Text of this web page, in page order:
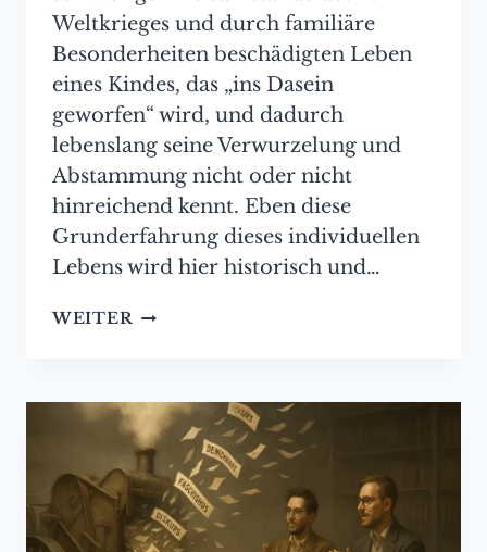
Weltkrieges und durch familiäre
Besonderheiten beschädigten Leben
eines Kindes, das „ins Dasein
geworfen“ wird, und dadurch
lebenslang seine Verwurzelung und
Abstammung nicht oder nicht
hinreichend kennt. Eben diese
Grunderfahrung dieses individuellen
Lebens wird hier historisch und…
WEITER HEIME
–
GUDRUN
EUSSNER
[BUCHREZENSION
VON
GÜNTER